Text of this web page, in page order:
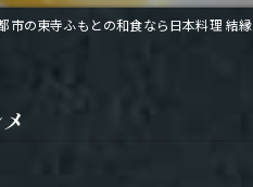
市の東寺ふもとの和食なら日本料理 結縁